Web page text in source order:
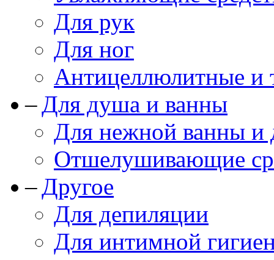
Для рук
Для ног
Антицеллюлитные и
Для душа и ванны
Для нежной ванны и
Отшелушивающие
Другое
Для депиляции
Для интимной